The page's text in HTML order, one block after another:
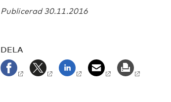
Publicerad 30.11.2016
DELA